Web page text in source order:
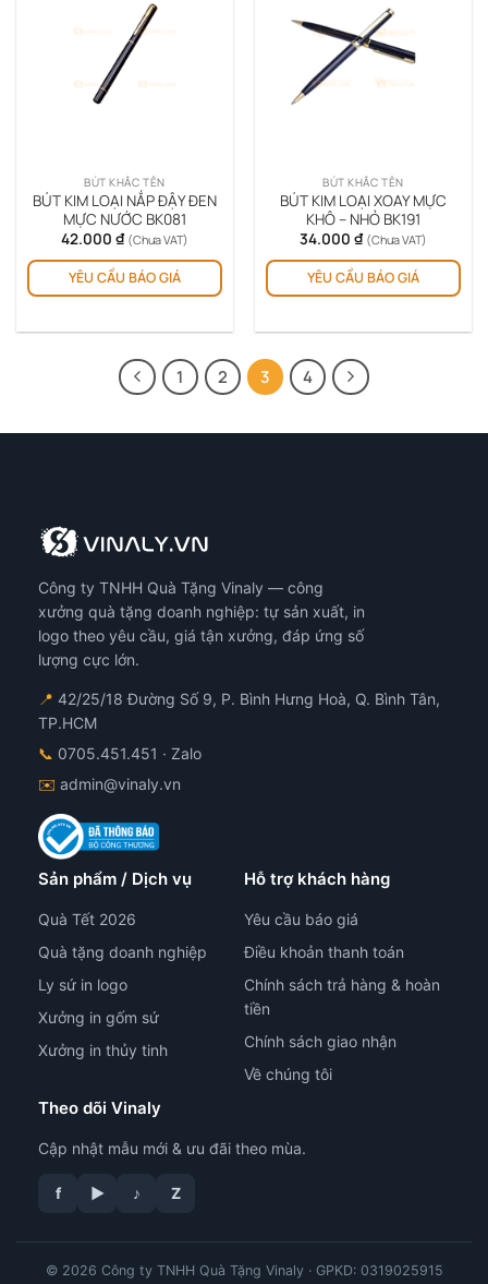
BÚT KHẮC TÊN
BÚT KIM LOẠI NẮP ĐẬY ĐEN
MỰC NƯỚC BK081
42.000 ₫ (Chưa VAT)
YÊU CẦU BÁO GIÁ
BÚT KHẮC TÊN
BÚT KIM LOẠI XOAY MỰC
KHÔ – NHỎ BK191
34.000 ₫ (Chưa VAT)
YÊU CẦU BÁO GIÁ
1 2 3 4
Công ty TNHH Quà Tặng Vinaly — công
xưởng quà tặng doanh nghiệp: tự sản xuất, in
logo theo yêu cầu, giá tận xưởng, đáp ứng số
lượng cực lớn.
📍 42/25/18 Đường Số 9, P. Bình Hưng Hoà, Q. Bình Tân,
TP.HCM
📞 0705.451.451 · Zalo
✉️ admin@vinaly.vn
Sản phẩm / Dịch vụ
Quà Tết 2026
Quà tặng doanh nghiệp
Ly sứ in logo
Xưởng in gốm sứ
Xưởng in thủy tinh
Hỗ trợ khách hàng
Yêu cầu báo giá
Điều khoản thanh toán
Chính sách trả hàng & hoàn
tiền
Chính sách giao nhận
Về chúng tôi
Theo dõi Vinaly
Cập nhật mẫu mới & ưu đãi theo mùa.
f ▶ ♪ Z
© 2026 Công ty TNHH Quà Tặng Vinaly · GPKD: 0319025915